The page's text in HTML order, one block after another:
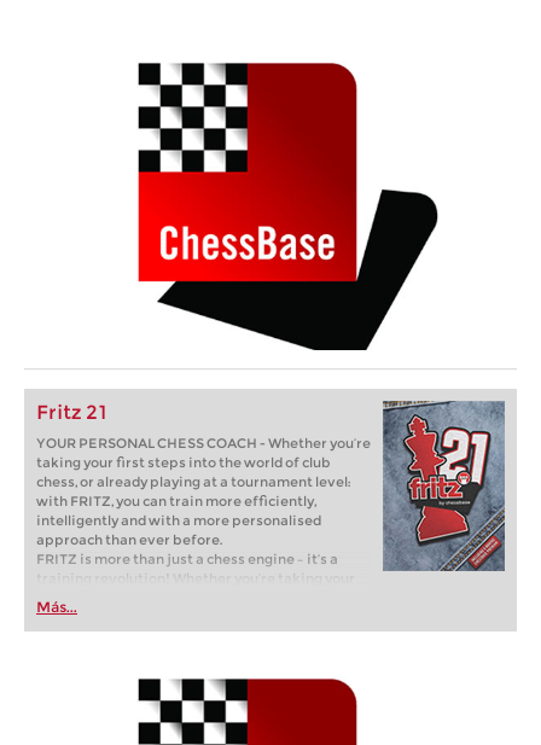
Fritz 21
YOUR PERSONAL CHESS COACH - Whether you’re
taking your first steps into the world of club
chess, or already playing at a tournament level:
with FRITZ, you can train more efficiently,
intelligently and with a more personalised
approach than ever before.
FRITZ is more than just a chess engine – it’s a
training revolution! Whether you’re taking your
first steps into the world of club chess, or already
playing at a tournament level: with FRITZ, you can
train more efficiently, intelligently and with a
Más...